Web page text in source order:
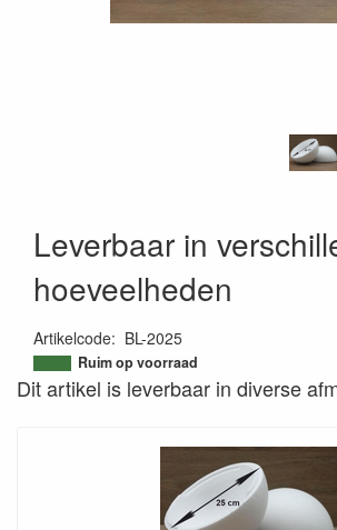
Leverbaar in
hoeveelheden
Artikelcode: BL-2025
9504596477341
Ruim op voorraad
Dit artikel is leverbaar in diverse